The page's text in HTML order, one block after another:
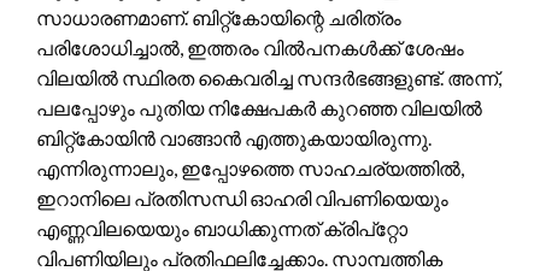
സാധാരണമാണ്. ബിറ്റ്കോയിന്റെ ചരിത്രം
പരിശോധിച്ചാൽ, ഇത്തരം വിൽപനകൾക്ക് ശേഷം
വിലയിൽ സ്ഥിരത കൈവരിച്ച സന്ദർഭങ്ങളുണ്ട്. അന്ന്,
പലപ്പോഴും പുതിയ നിക്ഷേപകർ കുറഞ്ഞ വിലയിൽ
ബിറ്റ്കോയിൻ വാങ്ങാൻ എത്തുകയായിരുന്നു.
എന്നിരുന്നാലും, ഇപ്പോഴത്തെ സാഹചര്യത്തിൽ,
ഇറാനിലെ പ്രതിസന്ധി ഓഹരി വിപണിയെയും
എണ്ണവിലയെയും ബാധിക്കുന്നത് ക്രിപ്റ്റോ
വിപണിയിലും പ്രതിഫലിച്ചേക്കാം. സാമ്പത്തിക